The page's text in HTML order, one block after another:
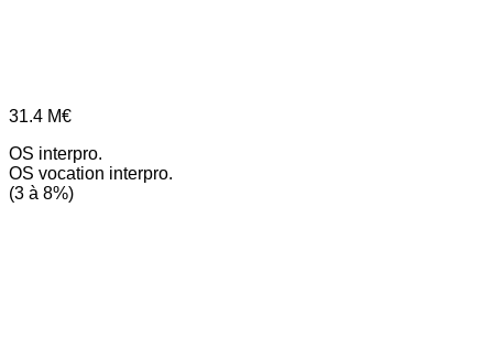
31.4 M€
OS interpro.
OS vocation interpro.
(3 à 8%)